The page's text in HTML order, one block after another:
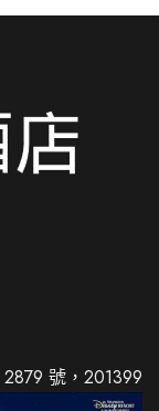
號，201399